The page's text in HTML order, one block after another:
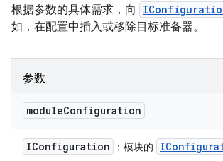
根据参数的具体需求，向
如，在配置中插入或移除目标准备器。
参数
moduleConfiguration
IConfiguration ：模块的